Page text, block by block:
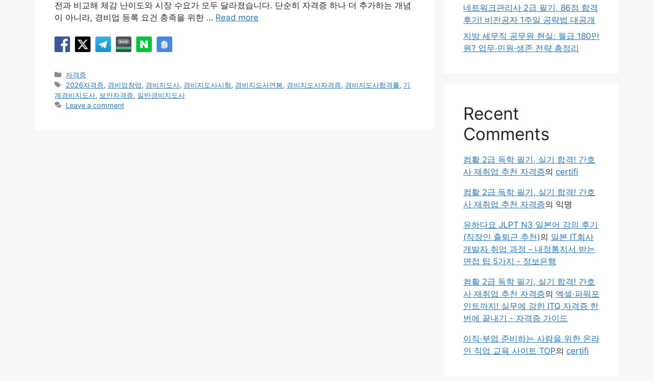
전과 비교해 체감 난이도와 시장 수요가 모두 달라졌습니다. 단순히 자격증 하나 더 추가하는 개념
이 아니라, 경비업 등록 요건 충족을 위한 … Read more
Categories
자격증
Tags
2026자격증, 경비업창업, 경비지도사, 경비지도사시험, 경비지도사연봉, 경비지도사자격증, 경비지도사합격률, 기
계경비지도사, 보안자격증, 일반경비지도사
Leave a comment
네트워크관리사 2급 필기, 86점 합격
후기! 비전공자 1주일 공략법 대공개
지방 세무직 공무원 현실: 월급 180만
원? 업무·민원·생존 전략 총정리
Recent
Comments
컴활 2급 독학 필기, 실기 합격! 간호
사 재취업 추천 자격증의 certifi
컴활 2급 독학 필기, 실기 합격! 간호
사 재취업 추천 자격증의 익명
유하다요 JLPT N3 일본어 강의 후기
(직장인 출퇴근 추천)의 일본 IT회사
개발자 취업 과정 - 내정통지서 받는
면접 팁 5가지 - 정보은행
컴활 2급 독학 필기, 실기 합격! 간호
사 재취업 추천 자격증의 엑셀·파워포
인트까지! 실무에 강한 ITQ 자격증 한
번에 끝내기 - 자격증 가이드
이직·부업 준비하는 사람을 위한 온라
인 직업 교육 사이트 TOP의 certifi